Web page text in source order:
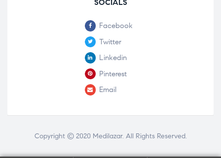
SOCIALS
Facebook
Twitter
Linkedin
Pinterest
Email
Copyright © 2020 Medilazar. All Rights Reserved.